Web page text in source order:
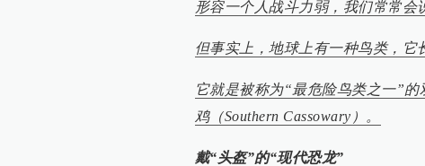
形容一个人战斗力弱，我们常常会
但事实上，地球上有一种鸟类，它
它就是被称为“最危险鸟类之一”的
鸡（Southern Cassowary）。
戴“头盔”的“现代恐龙”